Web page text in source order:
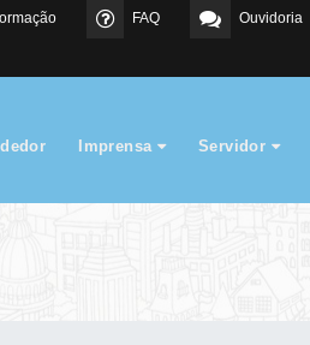
Ouvidoria
FAQ
Imprensa Servidor